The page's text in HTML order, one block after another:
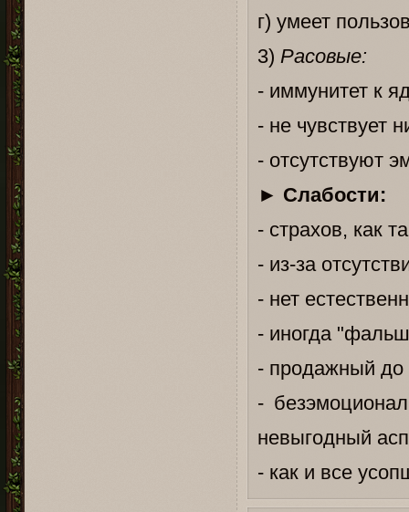
г) умеет
3) Расовые:
- иммунитет к
- не чувствует
- отсутствуют
► Слабости:
- страхов, как
- из-за
- нет
- иногда
- продажный до
-
невыгодный
- как и все